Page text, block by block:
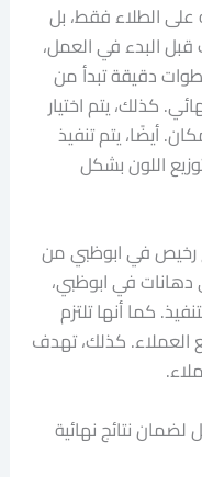
على الطلاء فقط، بل
البدء في العمل،
دقيقة تبدأ من
كذلك، يتم اختيار
أيضًا، يتم تنفيذ
اللون بشكل
رخيص في ابوظبي من
دهانات في ابوظبي،
كما أنها تلتزم
العملاء. كذلك، تهدف
نتائج نهائية